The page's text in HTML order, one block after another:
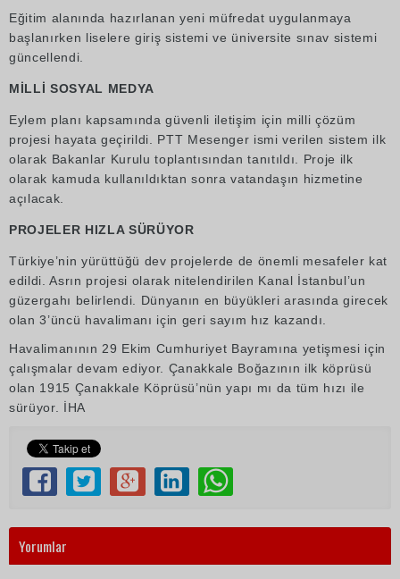
Eğitim alanında hazırlanan yeni müfredat uygulanmaya
başlanırken liselere giriş sistemi ve üniversite sınav sistemi
güncellendi.
MİLLİ SOSYAL MEDYA
Eylem planı kapsamında güvenli iletişim için milli çözüm
projesi hayata geçirildi. PTT Mesenger ismi verilen sistem ilk
olarak Bakanlar Kurulu toplantısından tanıtıldı. Proje ilk
olarak kamuda kullanıldıktan sonra vatandaşın hizmetine
açılacak.
PROJELER HIZLA SÜRÜYOR
Türkiye’nin yürüttüğü dev projelerde de önemli mesafeler kat
edildi. Asrın projesi olarak nitelendirilen Kanal İstanbul’un
güzergahı belirlendi. Dünyanın en büyükleri arasında girecek
olan 3’üncü havalimanı için geri sayım hız kazandı.
Havalimanının 29 Ekim Cumhuriyet Bayramına yetişmesi için
çalışmalar devam ediyor. Çanakkale Boğazının ilk köprüsü
olan 1915 Çanakkale Köprüsü’nün yapı mı da tüm hızı ile
sürüyor. İHA
Yorumlar